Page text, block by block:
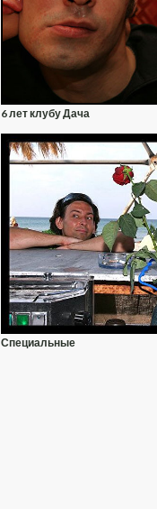
6 лет клубу Дача
Специальные